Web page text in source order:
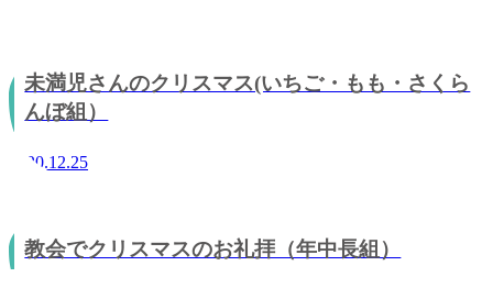
未満児さんのクリスマス(いちご・もも・さくら
んぼ組）
2020.12.25
教会でクリスマスのお礼拝（年中長組）